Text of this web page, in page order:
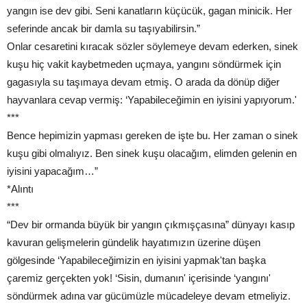
yangın ise dev gibi. Seni kanatların küçücük, gagan minicik. Her
seferinde ancak bir damla su taşıyabilirsin.”
Onlar cesaretini kıracak sözler söylemeye devam ederken, sinek
kuşu hiç vakit kaybetmeden uçmaya, yangını söndürmek için
gagasıyla su taşımaya devam etmiş. O arada da dönüp diğer
hayvanlara cevap vermiş: ‘Yapabileceğimin en iyisini yapıyorum.'
***
Bence hepimizin yapması gereken de işte bu. Her zaman o sinek
kuşu gibi olmalıyız. Ben sinek kuşu olacağım, elimden gelenin en
iyisini yapacağım…”
*Alıntı
***
“Dev bir ormanda büyük bir yangın çıkmışçasına” dünyayı kasıp
kavuran gelişmelerin gündelik hayatımızın üzerine düşen
gölgesinde ‘Yapabileceğimizin en iyisini yapmak'tan başka
çaremiz gerçekten yok! ‘Sisin, dumanın' içerisinde ‘yangını'
söndürmek adına var gücümüzle mücadeleye devam etmeliyiz.